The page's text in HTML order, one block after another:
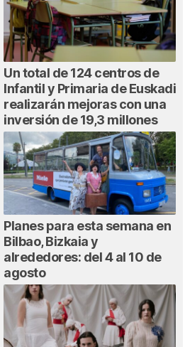
Un total de 124 centros de
Infantil y Primaria de Euskadi
realizarán mejoras con una
inversión de 19,3 millones
Planes para esta semana en
Bilbao, Bizkaia y
alrededores: del 4 al 10 de
agosto